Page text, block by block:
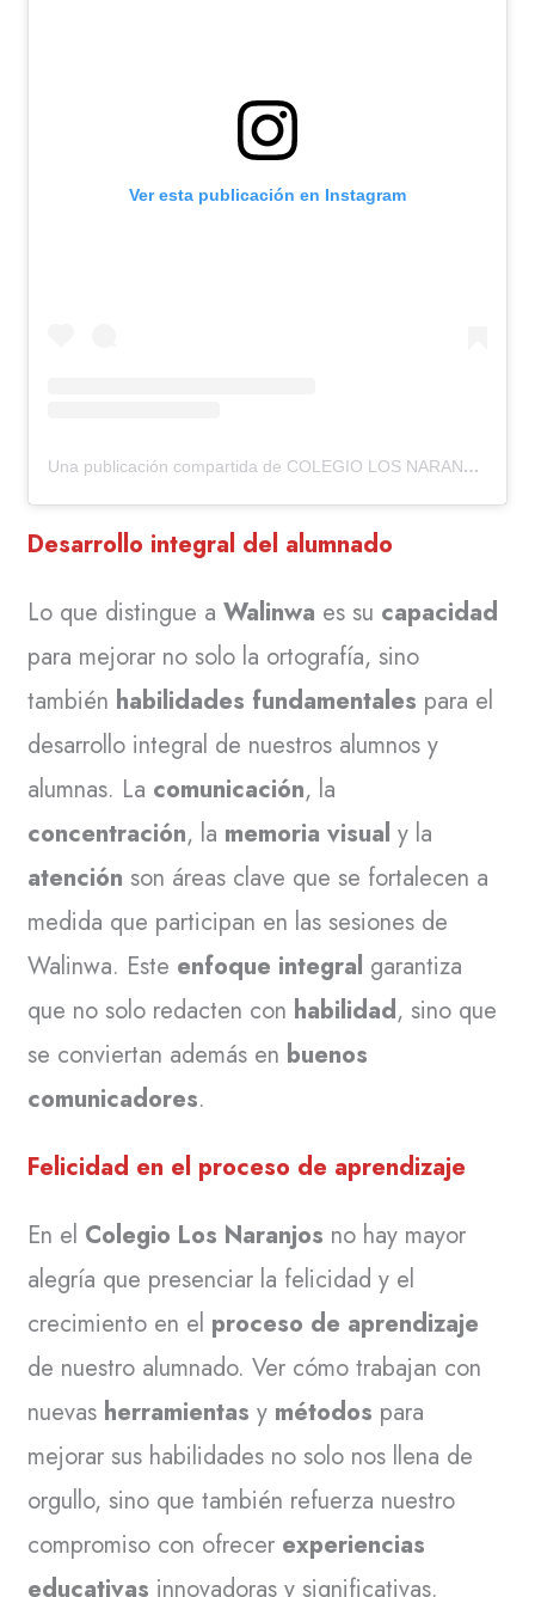
Ver esta publicación en Instagram
Una publicación compartida de COLEGIO LOS NARANJOS (@colegiolosnaranjos)
Desarrollo integral del alumnado
Lo que distingue aWalinwa es su capacidad
para mejorar no solo la ortografía, sino
también habilidades fundamentales para el
desarrollo integral de nuestros alumnos y
alumnas. La comunicación, la
concentración, la memoria visualy la
atención son áreas clave que se fortalecen a
medida que participan en las sesiones de
Walinwa. Este enfoque integral garantiza
que no solo redacten con habilidad, sino que
se conviertan además en buenos
comunicadores.
Felicidad en el proceso de aprendizaje
En el Colegio Los Naranjos no hay mayor
alegría que presenciar la felicidad y el
crecimiento en el proceso de aprendizaje
de nuestro alumnado. Ver cómo trabajan con
nuevas herramientas y métodos para
mejorar sus habilidades no solo nos llena de
orgullo, sino que también refuerza nuestro
compromiso con ofrecer experiencias
educativas innovadoras y significativas.